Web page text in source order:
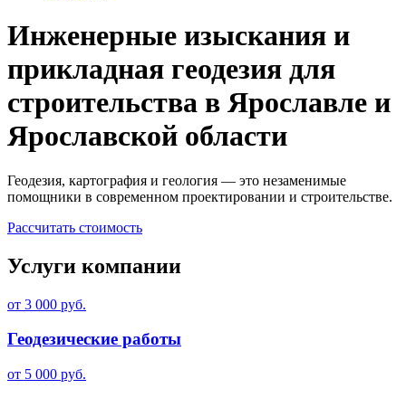
Инженерные изыскания и
прикладная геодезия для
строительства в Ярославле и
Ярославской области
Геодезия, картография и геология — это незаменимые
помощники в современном проектировании и строительстве.
Рассчитать стоимость
Услуги компании
от 3 000 руб.
Геодезические работы
от 5 000 руб.